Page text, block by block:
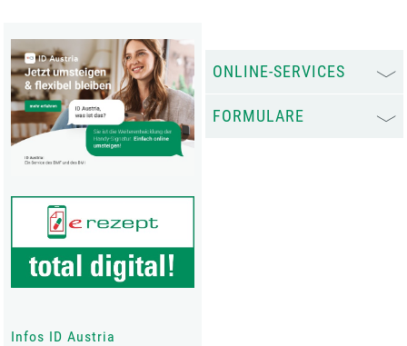
Infos ID Austria
ONLINE-SERVICES
FORMULARE